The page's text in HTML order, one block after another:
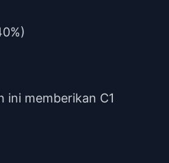
ini memberikan C1